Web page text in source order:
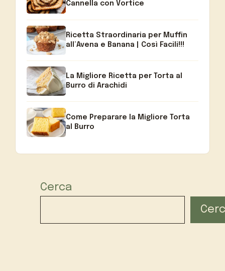
Cannella con Vortice
Ricetta Straordinaria per Muffin
all’Avena e Banana | Così Facili!!!
La Migliore Ricetta per Torta al
Burro di Arachidi
Come Preparare la Migliore Torta
al Burro
Cerca